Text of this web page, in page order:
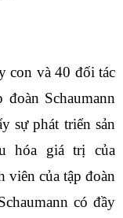
con và 40 đối tác
Schaumann
sự phát triển sản
hóa giá trị của
viên của tập đoàn
có đầy